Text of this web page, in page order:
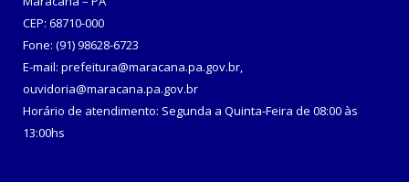
CEP: 68710-000
Fone: (91) 98628-6723
E-mail: prefeitura@maracana.pa.gov.br,
ouvidoria@maracana.pa.gov.br
Horário de atendimento: Segunda a Quinta-Feira de 08:00 às
13:00hs